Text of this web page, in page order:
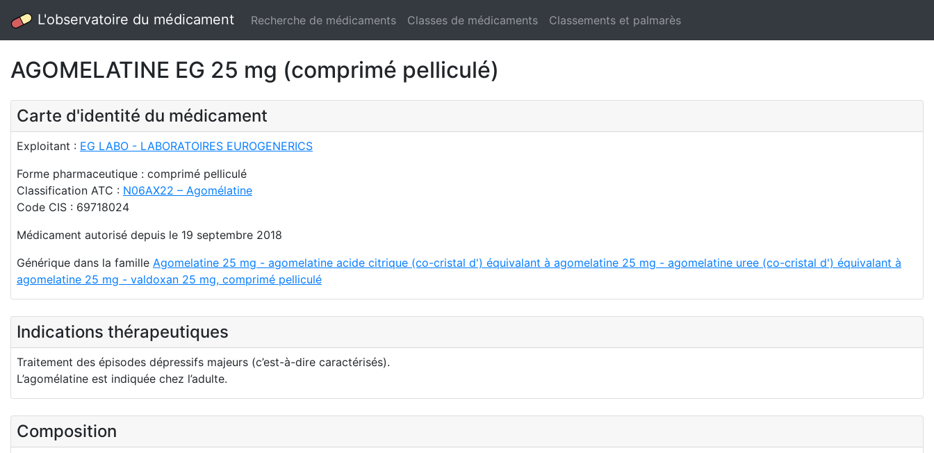
L'observatoire du médicament Recherche de médicaments Classes de médicaments Classements et palmarès
AGOMELATINE EG 25 mg (comprimé pelliculé)
Carte d'identité du médicament
Exploitant : EG LABO - LABORATOIRES EUROGENERICS
Forme pharmaceutique : comprimé pelliculé
Classification ATC : N06AX22 – Agomélatine
Code CIS : 69718024
Médicament autorisé depuis le 19 septembre 2018
Générique dans la famille Agomelatine 25 mg - agomelatine acide citrique (co-cristal d') équivalant à agomelatine 25 mg - agomelatine uree (co-cristal d') équivalant à
agomelatine 25 mg - valdoxan 25 mg, comprimé pelliculé
Indications thérapeutiques
Traitement des épisodes dépressifs majeurs (c’est-à-dire caractérisés).
L’agomélatine est indiquée chez l’adulte.
Composition